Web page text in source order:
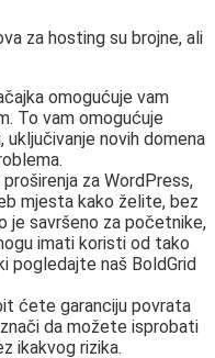
za hosting su brojne, ali
omogućuje vam
To vam omogućuje
novih domena
za WordPress,
mjesta kako želite, bez
je savršeno za početnike,
imati koristi od tako
pogledajte naš BoldGrid
ćete garanciju povrata
da možete isprobati
ikakvog rizika.